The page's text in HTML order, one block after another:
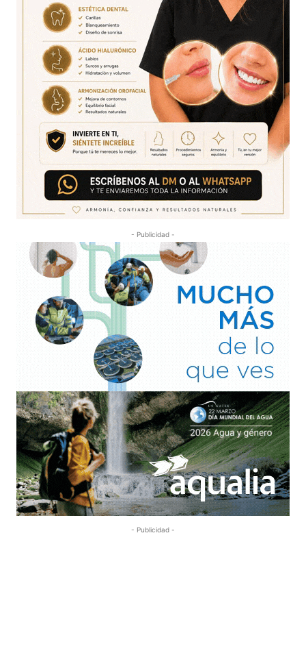
- Publicidad -
- Publicidad -